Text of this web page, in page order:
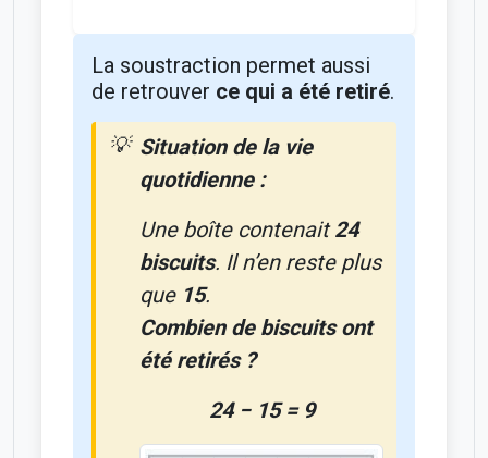
La soustraction permet aussi
de retrouver ce qui a été retiré.
Situation de la vie
quotidienne :
Une boîte contenait24
biscuits. Il n’en reste plus
que 15.
Combien de biscuits ont
été retirés ?
24 − 15 = 9